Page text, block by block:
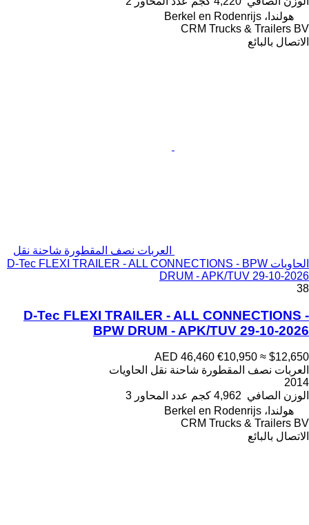
هولندا، Berkel en Rodenrijs
CRM Trucks & Trailers BV
الاتصال بالبائع
العربات نصف المقطورة شاحنة نقل
الحاويات D-Tec FLEXI TRAILER - ALL CONNECTIONS - BPW
DRUM - APK/TUV 29-10-2026
38
D-Tec FLEXI TRAILER - ALL CONNECTIONS -
BPW DRUM - APK/TUV 29-10-2026
AED 46,460 €10,950 ≈ $12,650
العربات نصف المقطورة شاحنة نقل الحاويات
2014
الوزن الصافي 4,962 كجم عدد المحاور 3
هولندا، Berkel en Rodenrijs
CRM Trucks & Trailers BV
الاتصال بالبائع